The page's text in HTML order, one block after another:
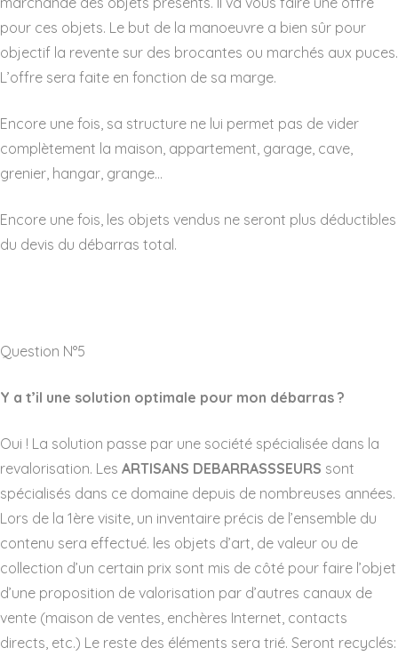
pour ces objets. Le but de la manoeuvre a bien sûr pour
objectif la revente sur des brocantes ou marchés aux puces.
L’offre sera faite en fonction de sa marge.
Encore une fois, sa structure ne lui permet pas de vider
complètement la maison, appartement, garage, cave,
grenier, hangar, grange…
Encore une fois, les objets vendus ne seront plus déductibles
du devis du débarras total.
Question N°5
Y a t’il une solution optimale pour mon débarras ?
Oui ! La solution passe par une société spécialisée dans la
revalorisation. Les ARTISANS DEBARRASSSEURS sont
spécialisés dans ce domaine depuis de nombreuses années.
Lors de la 1ère visite, un inventaire précis de l’ensemble du
contenu sera effectué. les objets d’art, de valeur ou de
collection d’un certain prix sont mis de côté pour faire l’objet
d’une proposition de valorisation par d’autres canaux de
vente (maison de ventes, enchères Internet, contacts
directs, etc.) Le reste des éléments sera trié. Seront recyclés: